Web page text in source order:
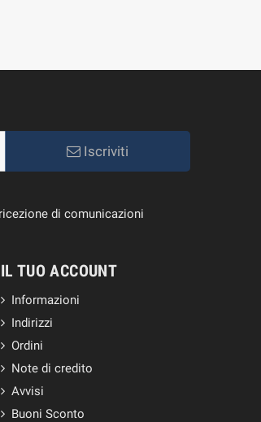
Iscriviti
di comunicazioni
IL TUO ACCOUNT
Informazioni
Indirizzi
Ordini
Note di credito
Avvisi
Buoni Sconto